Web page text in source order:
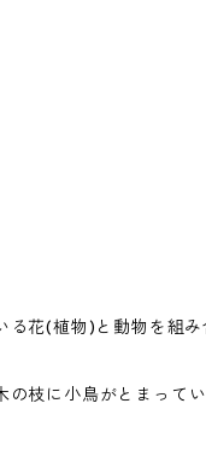
花(植物)と動物を組み
の枝に小鳥がとまって